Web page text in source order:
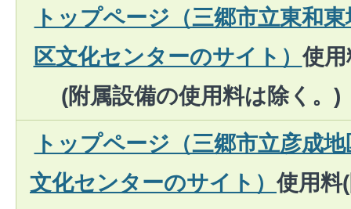
トップページ（三郷市立東和東
区文化センターのサイト）使用
(附属設備の使用料は除く。)
トップページ（三郷市立彦成地
文化センターのサイト）使用料